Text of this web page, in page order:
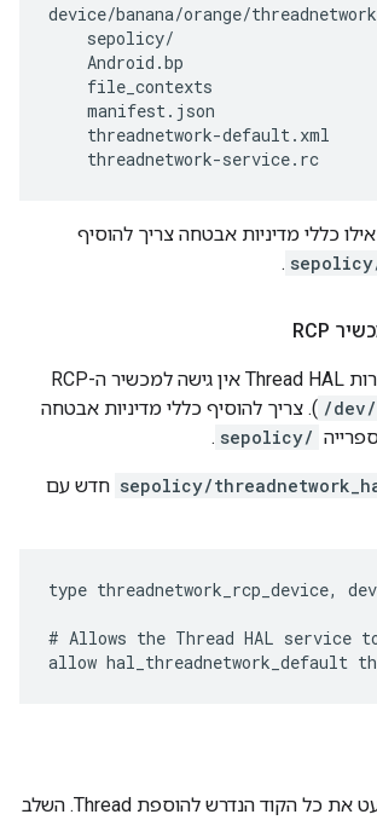
device/banana/orange/
    sepolicy/
    Android.bp
    file_contexts
    manifest.json
    threadnetwork-default.xml
    threadnetwork-service.rc
כללי מדיניות אבטחה צריך להוסיף
.
כברירת מחדל, לשירות Thread HAL אין גישה למכשיר ה-RCP
/dev/ ). צריך להוסיף כללי מדיניות אבטחה
sepolicy/
.
sepolicy/ חדש עם
type threadnetwork_rcp_device,
# Allows the Thread HAL service
עכשיו סיימתם כמעט את כל הקוד הנדרש להוספת Thread. השלב